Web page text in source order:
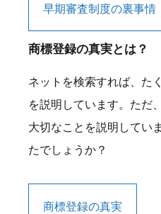
早期審査制度の裏事情
商標登録の真実とは？
ネットを検索すれば、た
を説明しています。ただ
大切なことを説明してい
たでしょうか？
商標登録の真実